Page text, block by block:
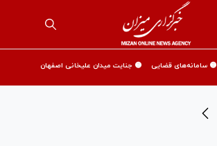
🟡 سامانه‌های قضایی 🟡 جنایت میدان علیخانی اصفهان